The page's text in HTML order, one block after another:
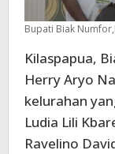
Bupati Biak
Kilaspapua,
Herry Aryo
kelurahan
Ludia Lili
Ravelino